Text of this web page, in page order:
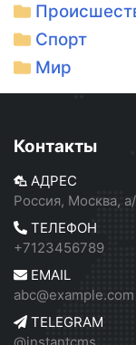
Спорт
Мир
Контакты
АДРЕС
Россия, Москва,
ТЕЛЕФОН
+7123456789
EMAIL
abc@example.com
TELEGRAM